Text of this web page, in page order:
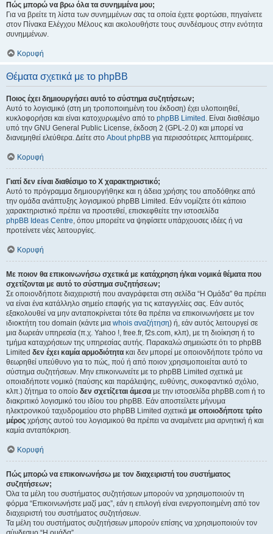
Πώς μπορώ να βρω όλα τα συνημμένα μου;
Για να βρείτε τη λίστα των συνημμένων σας τα οποία έχετε φορτώσει, πηγαίνετε
στον Πίνακα Ελέγχου Μέλους και ακολουθήστε τους συνδέσμους στην ενότητα
συνημμένων.
Κορυφή
Θέματα σχετικά με το phpBB
Ποιος έχει δημιουργήσει αυτό το σύστημα συζητήσεων;
Αυτό το λογισμικό (στη μη τροποποιημένη του έκδοση) έχει υλοποιηθεί,
κυκλοφορήσει και είναι κατοχυρωμένο από το phpBB Limited . Είναι διαθέσιμο
υπό την GNU General Public License, έκδοση 2 (GPL-2.0) και μπορεί να
διανεμηθεί ελεύθερα. Δείτε στο About phpBB για περισσότερες λεπτομέρειες.
Κορυφή
Γιατί δεν είναι διαθέσιμο το Χ χαρακτηριστικό;
Αυτό το πρόγραμμα δημιουργήθηκε και η άδεια χρήσης του αποδόθηκε από
την ομάδα ανάπτυξης λογισμικού phpBB Limited. Εάν νομίζετε ότι κάποιο
χαρακτηριστικό πρέπει να προστεθεί, επισκεφθείτε την ιστοσελίδα
phpBB Ideas Centre, όπου μπορείτε να ψηφίσετε υπάρχουσες ιδέες ή να
προτείνετε νέες λειτουργίες.
Κορυφή
Με ποιον θα επικοινωνήσω σχετικά με κατάχρηση ή/και νομικά θέματα που
σχετίζονται με αυτό το σύστημα συζητήσεων;
Σε οποιονδήποτε διαχειριστή που αναγράφεται στη σελίδα “Η Ομάδα” θα πρέπει
να είναι ένα κατάλληλο σημείο επαφής για τις καταγγελίες σας. Εάν αυτός
εξακολουθεί να μην ανταποκρίνεται τότε θα πρέπει να επικοινωνήσετε με τον
ιδιοκτήτη του domain (κάντε μια whois αναζήτηση) ή, εάν αυτός λειτουργεί σε
μια δωρεάν υπηρεσία (π.χ. Yahoo !, free.fr, f2s.com, κλπ), με τη διοίκηση ή το
τμήμα καταχρήσεων της υπηρεσίας αυτής. Παρακαλώ σημειώστε ότι το phpBB
Limited δεν έχει καμία αρμοδιότητα και δεν μπορεί με οποιονδήποτε τρόπο να
θεωρηθεί υπεύθυνο για το πώς, πού ή από ποιον χρησιμοποιείται αυτό το
σύστημα συζητήσεων. Μην επικοινωνείτε με το phpBB Limited σχετικά με
οποιαδήποτε νομικό (παύσης και παράλειψης, ευθύνης, συκοφαντικό σχόλιο,
κλπ.) ζήτημα το οποίο δεν σχετίζεται άμεσα με την ιστοσελίδα phpBB.com ή το
διακριτικό λογισμικό του ιδίου του phpBB. Εάν αποστείλετε μήνυμα
ηλεκτρονικού ταχυδρομείου στο phpBB Limited σχετικά με οποιοδήποτε τρίτο
μέρος χρήσης αυτού του λογισμικού θα πρέπει να αναμένετε μια αρνητική ή και
καμία ανταπόκριση.
Κορυφή
Πώς μπορώ να επικοινωνήσω με τον διαχειριστή του συστήματος
συζητήσεων;
Όλα τα μέλη του συστήματος συζητήσεων μπορούν να χρησιμοποιούν τη
φόρμα “Επικοινωνήστε μαζί μας”, εάν η επιλογή είναι ενεργοποιημένη από τον
διαχειριστή του συστήματος συζητήσεων.
Τα μέλη του συστήματος συζητήσεων μπορούν επίσης να χρησιμοποιούν τον